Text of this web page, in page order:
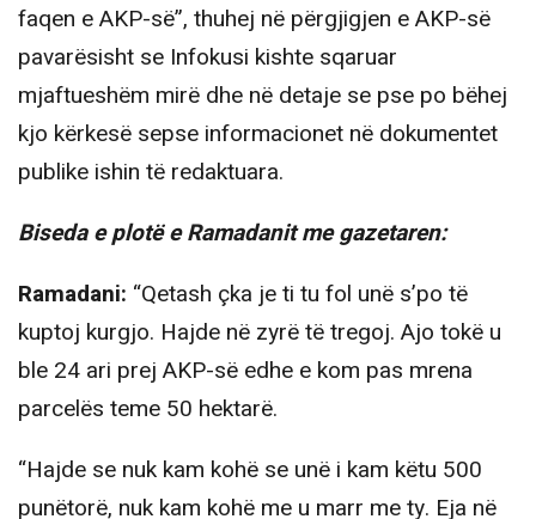
faqen e AKP-së”, thuhej në përgjigjen e AKP-së
pavarësisht se Infokusi kishte sqaruar
mjaftueshëm mirë dhe në detaje se pse po bëhej
kjo kërkesë sepse informacionet në dokumentet
publike ishin të redaktuara.
Biseda e plotë e Ramadanit me gazetaren:
Ramadani: “Qetash çka je ti tu fol unë s’po të
kuptoj kurgjo. Hajde në zyrë të tregoj. Ajo tokë u
ble 24 ari prej AKP-së edhe e kom pas mrena
parcelës teme 50 hektarë.
“Hajde se nuk kam kohë se unë i kam këtu 500
punëtorë, nuk kam kohë me u marr me ty. Eja në